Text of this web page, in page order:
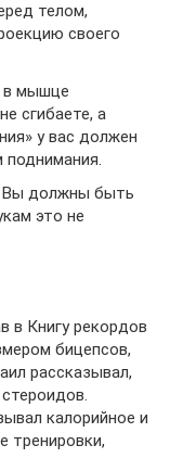
телом,
своего
в мышце
сгибаете, а
у вас должен
Вы должны быть
это не
в Книгу рекордов
бицепсов,
рассказывал,
калорийное и
тренировки,